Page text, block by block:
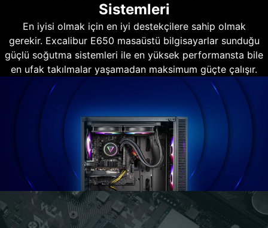
Sistemleri
En iyisi olmak için en iyi destekçilere sahip olmak
gerekir. Excalibur E650 masaüstü bilgisayarlar sunduğu
güçlü soğutma sistemleri ile en yüksek performansta bile
en ufak takılmalar yaşamadan maksimum güçte çalışır.